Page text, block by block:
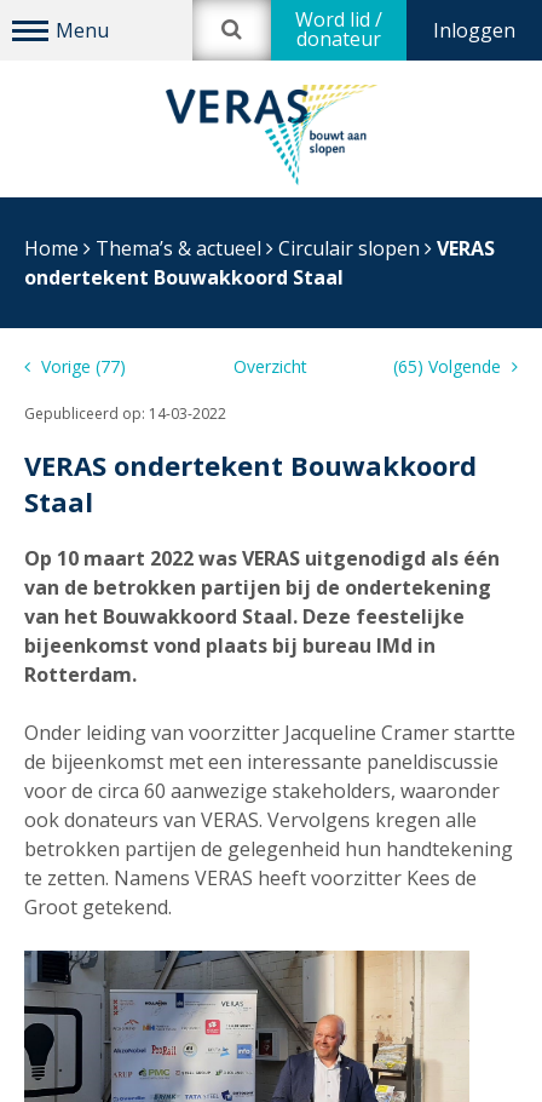
Inloggen
Word lid /
donateur
Home Thema’s & actueel Circulair slopen
VERAS
ondertekent Bouwakkoord Staal
Vorige (77) Overzicht (65) Volgende
Gepubliceerd op: 14-03-2022
VERAS ondertekent Bouwakkoord
Staal
Op 10 maart 2022 was VERAS uitgenodigd als één
van de betrokken partijen bij de ondertekening
van het Bouwakkoord Staal. Deze feestelijke
bijeenkomst vond plaats bij bureau IMd in
Rotterdam.
Onder leiding van voorzitter Jacqueline Cramer startte
de bijeenkomst met een interessante paneldiscussie
voor de circa 60 aanwezige stakeholders, waaronder
ook donateurs van VERAS. Vervolgens kregen alle
betrokken partijen de gelegenheid hun handtekening
te zetten. Namens VERAS heeft voorzitter Kees de
Groot getekend.